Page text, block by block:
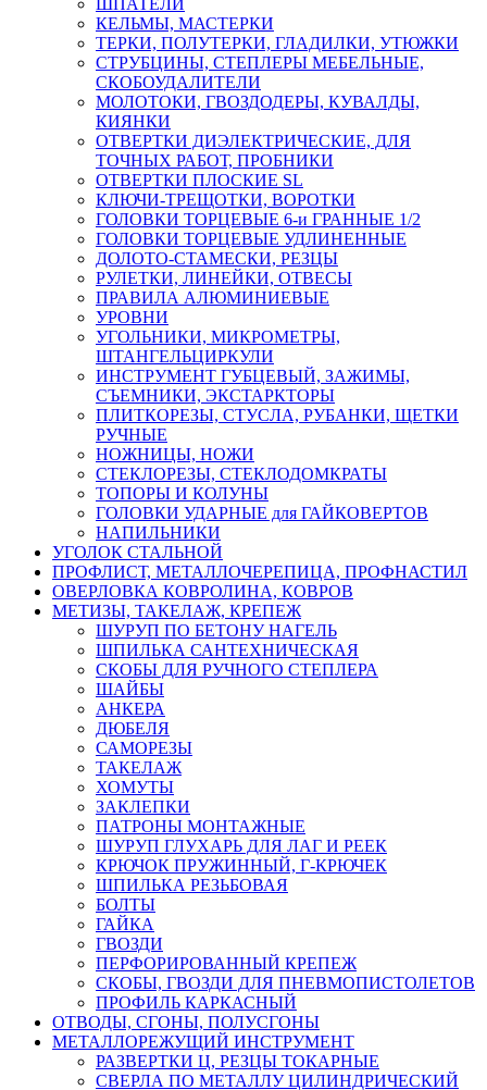
КЕЛЬМЫ, МАСТЕРКИ
ТЕРКИ, ПОЛУТЕРКИ, ГЛАДИЛКИ, УТЮЖКИ
СТРУБЦИНЫ, СТЕПЛЕРЫ МЕБЕЛЬНЫЕ,
СКОБОУДАЛИТЕЛИ
МОЛОТОКИ, ГВОЗДОДЕРЫ, КУВАЛДЫ,
КИЯНКИ
ОТВЕРТКИ ДИЭЛЕКТРИЧЕСКИЕ, ДЛЯ
ТОЧНЫХ РАБОТ, ПРОБНИКИ
ОТВЕРТКИ ПЛОСКИЕ SL
КЛЮЧИ-ТРЕЩОТКИ, ВОРОТКИ
ГОЛОВКИ ТОРЦЕВЫЕ 6-и ГРАННЫЕ 1/2
ГОЛОВКИ ТОРЦЕВЫЕ УДЛИНЕННЫЕ
ДОЛОТО-СТАМЕСКИ, РЕЗЦЫ
РУЛЕТКИ, ЛИНЕЙКИ, ОТВЕСЫ
ПРАВИЛА АЛЮМИНИЕВЫЕ
УРОВНИ
УГОЛЬНИКИ, МИКРОМЕТРЫ,
ШТАНГЕЛЬЦИРКУЛИ
ИНСТРУМЕНТ ГУБЦЕВЫЙ, ЗАЖИМЫ,
СЪЕМНИКИ, ЭКСТАРКТОРЫ
ПЛИТКОРЕЗЫ, СТУСЛА, РУБАНКИ, ЩЕТКИ
РУЧНЫЕ
НОЖНИЦЫ, НОЖИ
СТЕКЛОРЕЗЫ, СТЕКЛОДОМКРАТЫ
ТОПОРЫ И КОЛУНЫ
ГОЛОВКИ УДАРНЫЕ для ГАЙКОВЕРТОВ
НАПИЛЬНИКИ
УГОЛОК СТАЛЬНОЙ
ПРОФЛИСТ, МЕТАЛЛОЧЕРЕПИЦА, ПРОФНАСТИЛ
ОВЕРЛОВКА КОВРОЛИНА, КОВРОВ
МЕТИЗЫ, ТАКЕЛАЖ, КРЕПЕЖ
ШУРУП ПО БЕТОНУ НАГЕЛЬ
ШПИЛЬКА САНТЕХНИЧЕСКАЯ
СКОБЫ ДЛЯ РУЧНОГО СТЕПЛЕРА
ШАЙБЫ
АНКЕРА
ДЮБЕЛЯ
САМОРЕЗЫ
ТАКЕЛАЖ
ХОМУТЫ
ЗАКЛЕПКИ
ПАТРОНЫ МОНТАЖНЫЕ
ШУРУП ГЛУХАРЬ ДЛЯ ЛАГ И РЕЕК
КРЮЧОК ПРУЖИННЫЙ, Г-КРЮЧЕК
ШПИЛЬКА РЕЗЬБОВАЯ
БОЛТЫ
ГАЙКА
ГВОЗДИ
ПЕРФОРИРОВАННЫЙ КРЕПЕЖ
СКОБЫ, ГВОЗДИ ДЛЯ ПНЕВМОПИСТОЛЕТОВ
ПРОФИЛЬ КАРКАСНЫЙ
ОТВОДЫ, СГОНЫ, ПОЛУСГОНЫ
МЕТАЛЛОРЕЖУЩИЙ ИНСТРУМЕНТ
РАЗВЕРТКИ Ц, РЕЗЦЫ ТОКАРНЫЕ
СВЕРЛА ПО МЕТАЛЛУ ЦИЛИНДРИЧЕСКИЙ